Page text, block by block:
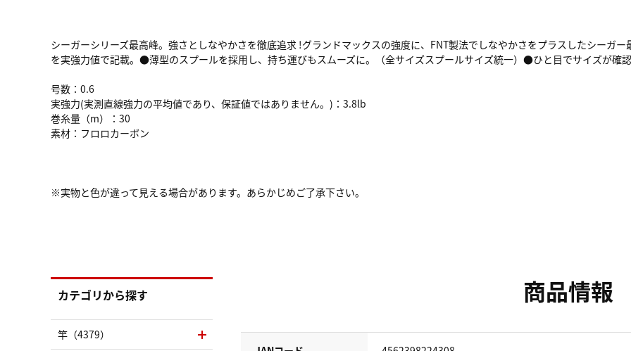
シーガーシリーズ最高峰。強さとしなやかさを徹底追求 !グランドマックスの強度に、FNT製法でしなやかさをプラスしたシーガ
を実強力値で記載。●薄型のスプールを採用し、持ち運びもスムーズに。（全サイズスプールサイズ統一）●ひと目でサイズが確
号数：0.6
実強力(実測直線強力の平均値であり、保証値ではありません。)：3.8lb
巻糸量（m）：30
素材：フロロカーボン
※実物と色が違って見える場合があります。あらかじめご了承下さい。
商品情報
カテゴリから探す
竿（4379）